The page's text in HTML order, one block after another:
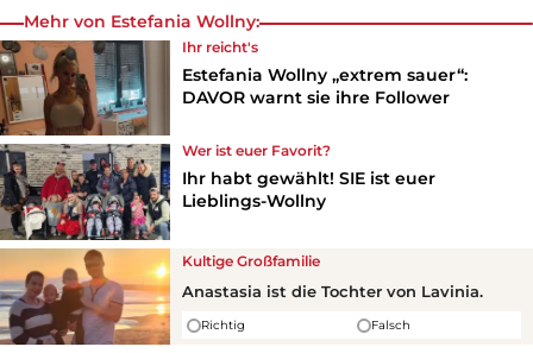
Mehr von Estefania Wollny:
Ihr reicht's
Estefania Wollny „extrem sauer“:
DAVOR warnt sie ihre Follower
Wer ist euer Favorit?
Ihr habt gewählt! SIE ist euer
Lieblings-Wollny
Kultige Großfamilie
Anastasia ist die Tochter von Lavinia.
Richtig Falsch